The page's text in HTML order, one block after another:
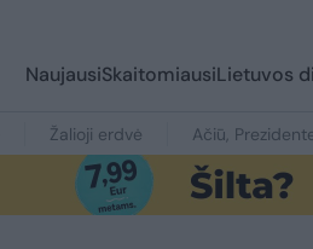
NaujausiSkaitomiausiLietuvos
Žalioji erdvė Ačiū,